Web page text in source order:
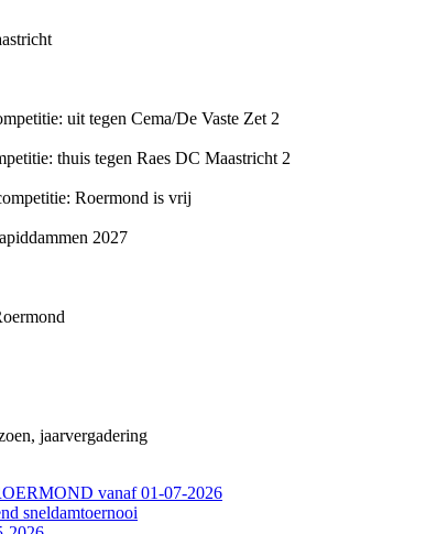
uit tegen Cema/De Vaste Zet 2
thuis tegen Raes DC Maastricht 2
Roermond is vrij
2027
jaarvergadering
vanaf 01-07-2026
sneldamtoernooi